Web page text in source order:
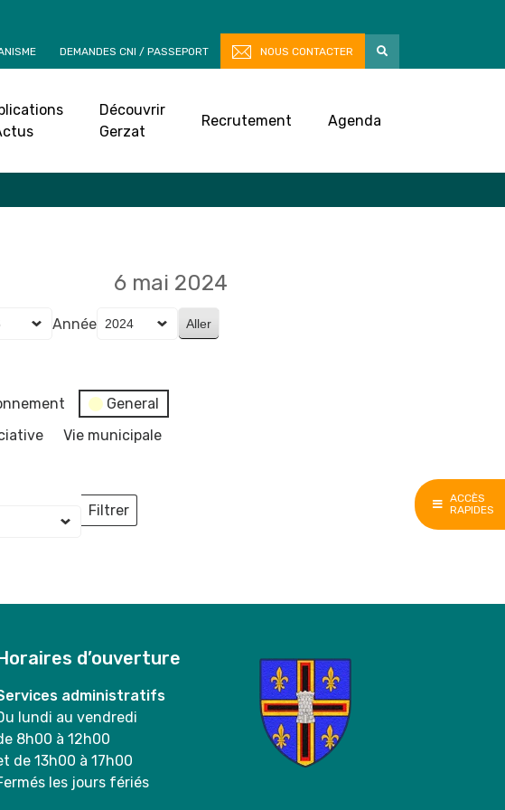
ACCÈS
RAPIDES
DEMANDES CNI / PASSEPORT NOUS CONTACTER
Découvrir
Gerzat
Recrutement Agenda
6 mai 2024
Année
General
Vie municipale
Filtrer
Lieux
d’ouverture
administratifs
lundi au vendredi
8h00 à 12h00
de 13h00 à 17h00
les jours fériés